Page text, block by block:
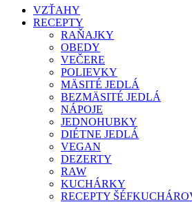
VZŤAHY
RECEPTY
RAŇAJKY
OBEDY
VEČERE
POLIEVKY
MÄSITÉ JEDLÁ
BEZMÄSITÉ JEDLÁ
NÁPOJE
JEDNOHUBKY
DIÉTNE JEDLÁ
VEGAN
DEZERTY
RAW
KUCHÁRKY
RECEPTY